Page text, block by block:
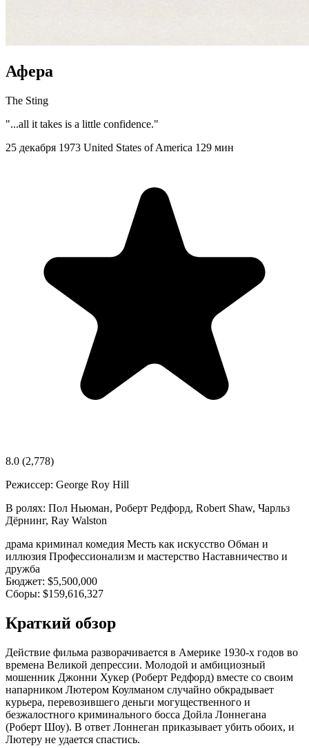
Афера
The Sting
"...all it takes is a little confidence."
25 декабря 1973 United States of America 129 мин
8.0 (2,778)
Режиссер: George Roy Hill
В ролях: Пол Ньюман, Роберт Редфорд, Robert Shaw, Чарльз
Дёрнинг, Ray Walston
драма криминал комедия Месть как искусство Обман и
иллюзия Профессионализм и мастерство Наставничество и
дружба
Бюджет: $5,500,000
Сборы: $159,616,327
Краткий обзор
Действие фильма разворачивается в Америке 1930-х годов во
времена Великой депрессии. Молодой и амбициозный
мошенник Джонни Хукер (Роберт Редфорд) вместе со своим
напарником Лютером Коулманом случайно обкрадывает
курьера, перевозившего деньги могущественного и
безжалостного криминального босса Дойла Лоннегана
(Роберт Шоу). В ответ Лоннеган приказывает убить обоих, и
Лютеру не удается спастись.